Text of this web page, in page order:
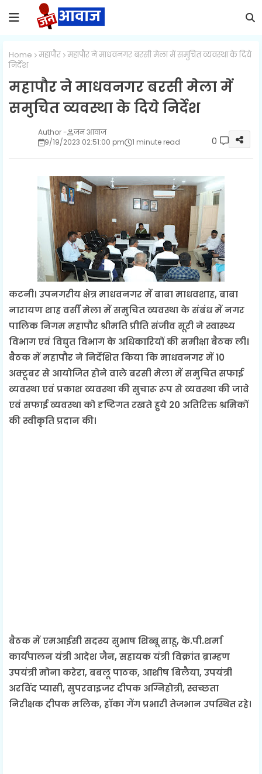
Home महापौर महापौर ने माधवनगर बरसी मेला में समुचित व्यवस्था के दिये
निर्देश
महापौर ने माधवनगर बरसी मेला में
समुचित व्यवस्था के दिये निर्देश
जन आवाज
9/19/2023 02:51:00 pm
1 minute read 0
कटनी। उपनगरीय क्षेत्र माधवनगर में बाबा माधवशाह, बाबा
नारायण शाह वर्सी मेला में समुचित व्यवस्था के संबंध में नगर
पालिक निगम महापौर श्रीमति प्रीति संजीव सूरी ने स्वास्थ्य
विभाग एवं विद्युत विभाग के अधिकारियों की समीक्षा बैठक ली।
बैठक में महापौर ने निर्देशित किया कि माधवनगर में 10
अक्टूबर से आयोजित होने वाले बरसी मेला में समुचित सफाई
व्यवस्था एवं प्रकाश व्यवस्था की सुचारू रूप से व्यवस्था की जावे
एवं सफाई व्यवस्था को दृष्टिगत रखते हुये 20 अतिरिक्त श्रमिकों
की स्वीकृति प्रदान की।
बैठक में एमआईसी सदस्य सुभाष शिब्बू साहू, के.पी.शर्मा
कार्यपालन यंत्री आदेश जैन, सहायक यंत्री विक्रांत ब्राम्हण
उपयंत्री मोना करेरा, बबलू पाठक, आशीष बिलैया, उपयंत्री
अरविंद प्यासी, सुपरवाइजर दीपक अग्निहोत्री, स्वच्छता
निरीक्षक दीपक मलिक, हाॅका गेंग प्रभारी तेजभान उपस्थित रहे।